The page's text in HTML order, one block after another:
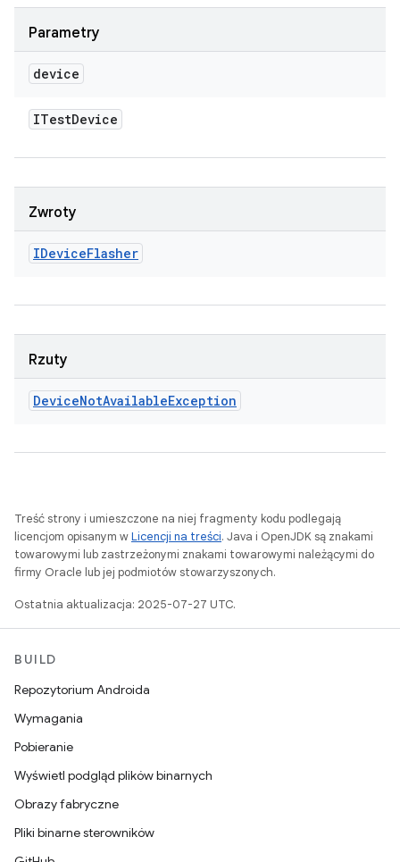
Parametry
device
ITestDevice
Zwroty
IDeviceFlasher
Rzuty
DeviceNotAvailableException
Treść strony i umieszczone na niej fragmenty kodu podlegają
licencjom opisanym wLicencji na treści. Java i OpenJDK są znakami
towarowymi lub zastrzeżonymi znakami towarowymi należącymi do
firmy Oracle lub jej podmiotów stowarzyszonych.
Ostatnia aktualizacja: 2025-07-27 UTC.
BUILD
Repozytorium Androida
Wymagania
Pobieranie
Wyświetl podgląd plików binarnych
Obrazy fabryczne
Pliki binarne sterowników